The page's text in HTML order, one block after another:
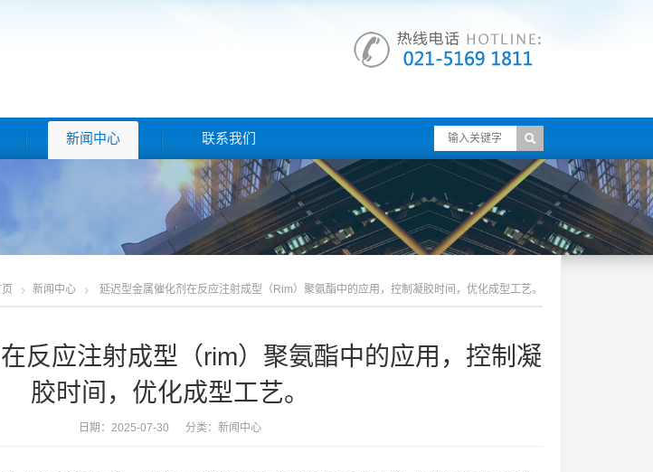
新闻中心 联系我们
新闻中心 延迟型金属催化剂在反应注射成型（rim）聚氨酯中的应用，控制凝胶时间，优化成型工艺。
反应注射成型（rim）聚氨酯中的应用，控制凝
胶时间，优化成型工艺。
日期：2025-07-30 分类： 新闻中心